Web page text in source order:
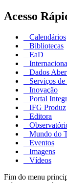
Acesso
Calendários
Bibliotecas
EaD
Dados
Serviços
Inovação
Portal
IFG Produz
Editora
Mundo do
Eventos
Imagens
Vídeos
Fim do menu